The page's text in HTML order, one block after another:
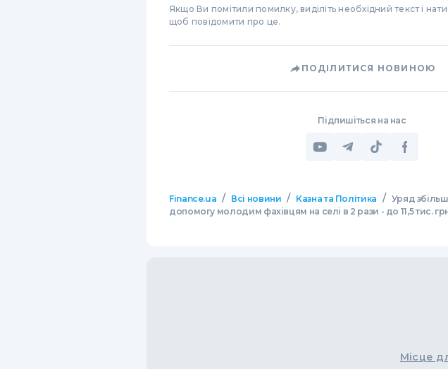
Якщо Ви помітили помилку, виділіть необхідний текст і
щоб повідомити про це.
ПОДІЛИТИСЯ НОВИНОЮ
Підпишіться на нас
Finance.ua / Всі новини / Казна та Політика / Уряд
допомогу молодим фахівцям на селі в 2 рази - до 11,5 тис.
Місце